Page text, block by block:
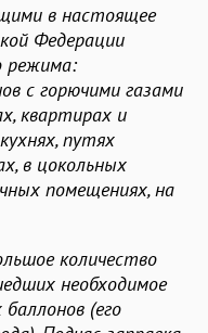
в настоящее
Федерации
режима:
с горючими газами
квартирах и
путях
в цокольных
помещениях, на
количество
необходимое
(его